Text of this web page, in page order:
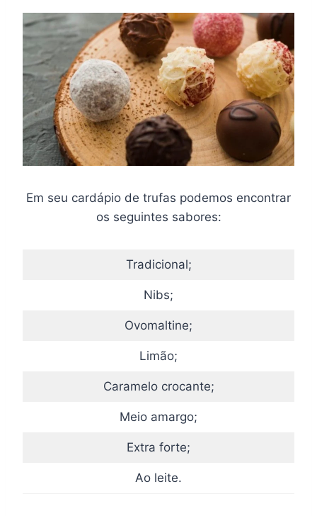
Em seu cardápio de trufas podemos encontrar
os seguintes sabores:
Tradicional;
Nibs;
Ovomaltine;
Limão;
Caramelo crocante;
Meio amargo;
Extra forte;
Ao leite.